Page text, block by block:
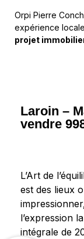
Orpi Pierre
expérience
projet
Laroin –
vendre
L’Art de
est des lieux
l’expression
intégrale de